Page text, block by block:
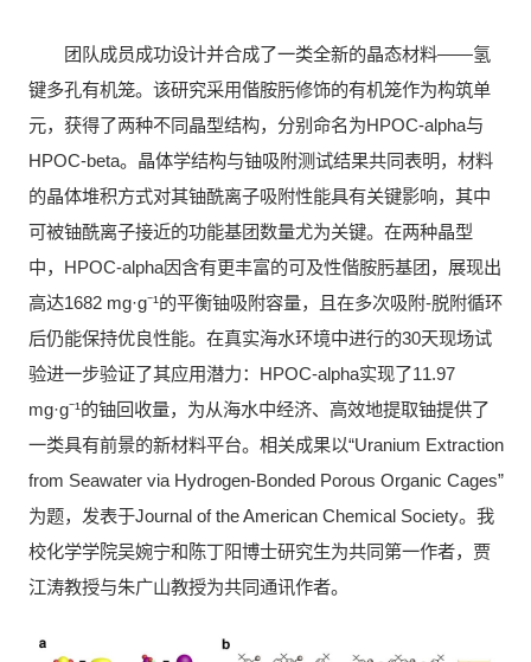
团队成员成功设计并合成了一类全新的晶态材料——氢
键多孔有机笼。该研究采用偕胺肟修饰的有机笼作为构筑单
元，获得了两种不同晶型结构，分别命名为HPOC-alpha与
HPOC-beta。晶体学结构与铀吸附测试结果共同表明，材料
的晶体堆积方式对其铀酰离子吸附性能具有关键影响，其中
可被铀酰离子接近的功能基团数量尤为关键。在两种晶型
中，HPOC-alpha因含有更丰富的可及性偕胺肟基团，展现出
高达1682 mg·g⁻¹的平衡铀吸附容量，且在多次吸附-脱附循环
后仍能保持优良性能。在真实海水环境中进行的30天现场试
验进一步验证了其应用潜力：HPOC-alpha实现了11.97
mg·g⁻¹的铀回收量，为从海水中经济、高效地提取铀提供了
一类具有前景的新材料平台。相关成果以“Uranium Extraction
from Seawater via Hydrogen‐Bonded Porous Organic Cages”
为题，发表于Journal of the American Chemical Society。我
校化学学院吴婉宁和陈丁阳博士研究生为共同第一作者，贾
江涛教授与朱广山教授为共同通讯作者。